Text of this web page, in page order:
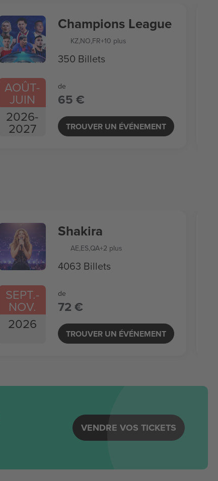
AOÛT-
JUIN
2026-
2027
Champions League
KZ,NO,FR+10 plus
350 Billets
de
65 €
TROUVER UN ÉVÉNEMENT
SEPT.-
NOV.
2026
Shakira
AE,ES,QA+2 plus
4063 Billets
de
72 €
TROUVER UN ÉVÉNEMENT
VENDRE VOS TICKETS